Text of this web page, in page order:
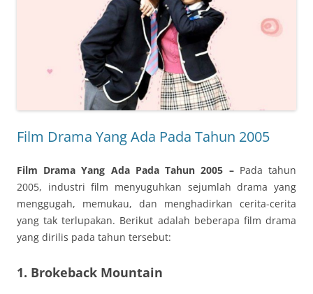
Film Drama Yang Ada Pada Tahun 2005
Film Drama Yang Ada Pada Tahun 2005 –Pada tahun
2005, industri film menyuguhkan sejumlah drama yang
menggugah, memukau, dan menghadirkan cerita-cerita
yang tak terlupakan. Berikut adalah beberapa film drama
yang dirilis pada tahun tersebut:
1. Brokeback Mountain